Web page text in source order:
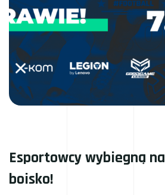
Esportowcy wybiegną na
boisko!